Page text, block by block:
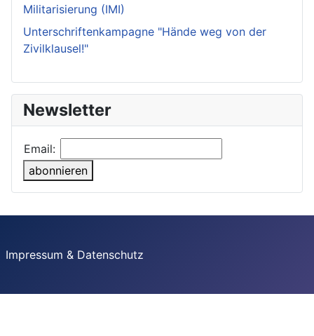
Militarisierung (IMI)
Unterschriftenkampagne "Hände weg von der
Zivilklausel!"
Newsletter
Email:
abonnieren
Impressum & Datenschutz